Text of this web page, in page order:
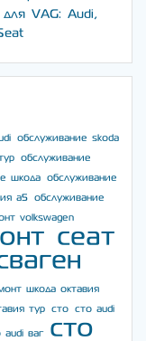
VAG: Audi,
обслуживание skoda
обслуживание
шкода
обслуживание
а5
обслуживание
volkswagen
сеат
шкода октавия
тур сто сто audi
audi ваг
сто